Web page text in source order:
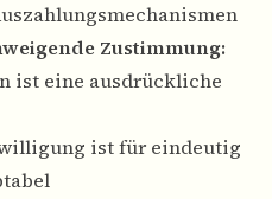
Zustimmung:
ist eine ausdrückliche
ist für eindeutig